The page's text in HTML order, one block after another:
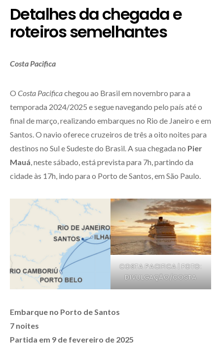
Detalhes da chegada e
roteiros semelhantes
Costa Pacifica
O Costa Pacificachegou ao Brasil em novembro para a
temporada 2024/2025 e segue navegando pelo país até o
final de março, realizando embarques no Rio de Janeiro e em
Santos. O navio oferece cruzeiros de três a oito noites para
destinos no Sul e Sudeste do Brasil. A sua chegada no Pier
Mauá , neste sábado, está prevista para 7h, partindo da
cidade às 17h, indo para o Porto de Santos, em São Paulo.
COSTA PACIFICA | FOTO:
DIVULGAÇÃO/COSTA
Embarque no Porto de Santos
7 noites
Partida em 9 de fevereiro de 2025